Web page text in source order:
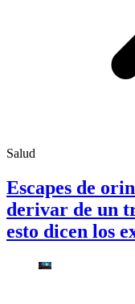
Salud
Escapes de
derivar de un
esto dicen los